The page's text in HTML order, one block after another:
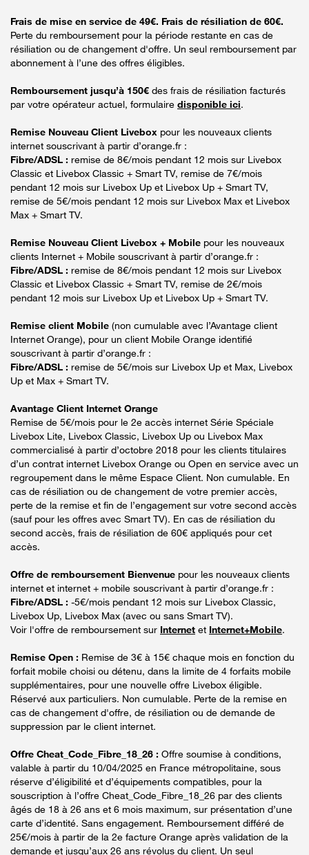
Frais de mise en service de 49€. Frais de résiliation de 60€.
Perte du remboursement pour la période restante en cas de
résiliation ou de changement d'offre. Un seul remboursement par
abonnement à l’une des offres éligibles.
Remboursement jusqu’à 150€ des frais de résiliation facturés
par votre opérateur actuel, formulaire disponible ici.
Remise Nouveau Client Livebox pour les nouveaux clients
internet souscrivant à partir d’orange.fr :
Fibre/ADSL : remise de 8€/mois pendant 12 mois sur Livebox
Classic et Livebox Classic + Smart TV, remise de 7€/mois
pendant 12 mois sur Livebox Up et Livebox Up + Smart TV,
remise de 5€/mois pendant 12 mois sur Livebox Max et Livebox
Max + Smart TV.
Remise Nouveau Client Livebox + Mobile pour les nouveaux
clients Internet + Mobile souscrivant à partir d’orange.fr :
Fibre/ADSL : remise de 8€/mois pendant 12 mois sur Livebox
Classic et Livebox Classic + Smart TV, remise de 2€/mois
pendant 12 mois sur Livebox Up et Livebox Up + Smart TV.
Remise client Mobile (non cumulable avec l’Avantage client
Internet Orange), pour un client Mobile Orange identifié
souscrivant à partir d’orange.fr :
Fibre/ADSL : remise de 5€/mois sur Livebox Up et Max, Livebox
Up et Max + Smart TV.
Avantage Client Internet Orange
Remise de 5€/mois pour le 2e accès internet Série Spéciale
Livebox Lite, Livebox Classic, Livebox Up ou Livebox Max
commercialisé à partir d’octobre 2018 pour les clients titulaires
d’un contrat internet Livebox Orange ou Open en service avec un
regroupement dans le même Espace Client. Non cumulable. En
cas de résiliation ou de changement de votre premier accès,
perte de la remise et fin de l’engagement sur votre second accès
(sauf pour les offres avec Smart TV). En cas de résiliation du
second accès, frais de résiliation de 60€ appliqués pour cet
accès.
Offre de remboursement Bienvenue pour les nouveaux clients
internet et internet + mobile souscrivant à partir d’orange.fr :
Fibre/ADSL : -5€/mois pendant 12 mois sur Livebox Classic,
Livebox Up, Livebox Max (avec ou sans Smart TV).
Voir l'offre de remboursement sur Internet et Internet+Mobile.
Remise Open : Remise de 3€ à 15€ chaque mois en fonction du
forfait mobile choisi ou détenu, dans la limite de 4 forfaits mobile
supplémentaires, pour une nouvelle offre Livebox éligible.
Réservé aux particuliers. Non cumulable. Perte de la remise en
cas de changement d'offre, de résiliation ou de demande de
suppression par le client internet.
Offre Cheat_Code_Fibre_18_26 : Offre soumise à conditions,
valable à partir du 10/04/2025 en France métropolitaine, sous
réserve d’éligibilité et d’équipements compatibles, pour la
souscription à l’offre Cheat_Code_Fibre_18_26 par des clients
âgés de 18 à 26 ans et 6 mois maximum, sur présentation d’une
carte d’identité. Sans engagement. Remboursement différé de
25€/mois à partir de la 2e facture Orange après validation de la
demande et jusqu’aux 26 ans révolus du client. Un seul